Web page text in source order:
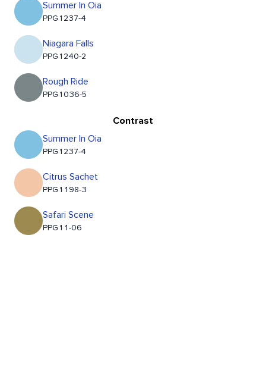
Summer In Oia
PPG1237-4
Niagara Falls
PPG1240-2
Rough Ride
PPG1036-5
Contrast
Summer In Oia
PPG1237-4
Citrus Sachet
PPG1198-3
Safari Scene
PPG11-06